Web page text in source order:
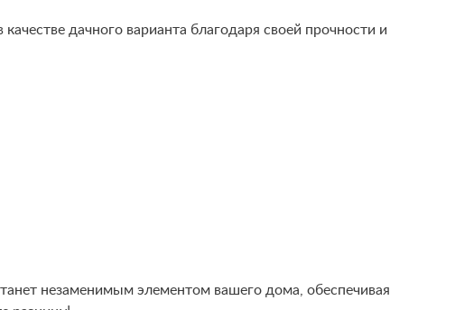
дачного варианта благодаря своей прочности и
незаменимым элементом вашего дома, обеспечивая